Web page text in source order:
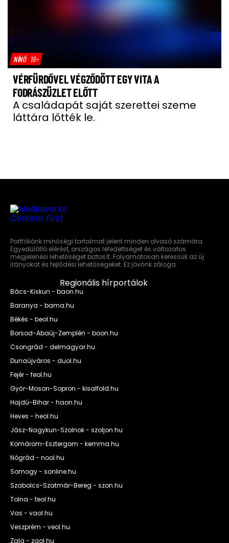
NÍNÓ 18+
VÉRFÜRDŐVEL VÉGZŐDÖTT EGY VITA A
FODRÁSZÜZLET ELŐTT
A családapát saját szerettei szeme
láttára lőtték le.
Portfóliónk minőségi tartalmat jelent minden olvasó számára.
Egyedülálló elérést, országos lefedettséget és változatos
megjelenési lehetőséget biztosít. Folyamatosan keressük az új
irányokat és fejlődési lehetőségeket. Ez jövőnk záloga.
Regionális hírportálok
Bács-Kiskun - baon.hu
Baranya - bama.hu
Békés - beol.hu
Borsod-Abaúj-Zemplén - boon.hu
Csongrád - delmagyar.hu
Dunaújváros - duol.hu
Fejér - feol.hu
Győr-Moson-Sopron - kisalfold.hu
Hajdú-Bihar - haon.hu
Heves - heol.hu
Jász-Nagykun-Szolnok - szoljon.hu
Komárom-Esztergom - kemma.hu
Nógrád - nool.hu
Somogy - sonline.hu
Szabolcs-Szatmár-Bereg - szon.hu
Tolna - teol.hu
Vas - vaol.hu
Veszprém - veol.hu
Zala - zaol.hu